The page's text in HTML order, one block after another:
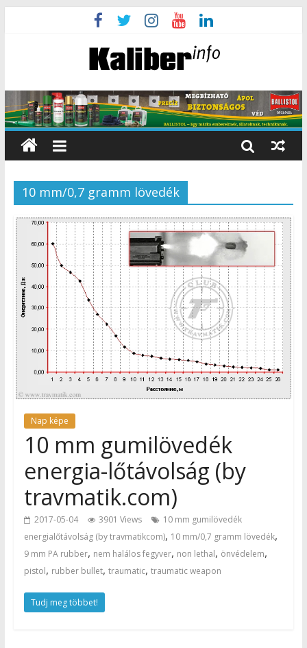
10 mm/0,7 gramm lövedék
Nap képe
10 mm gumilövedék
energia-lőtávolság (by
travmatik.com)
2017-05-04 3901 Views
10 mm gumilövedék
energialőtávolság (by travmatikcom), 10 mm/0,7 gramm lövedék,
9 mm PA rubber, nem halálos fegyver, non lethal, önvédelem,
pistol, rubber bullet, traumatic, traumatic weapon
Tudj meg többet!